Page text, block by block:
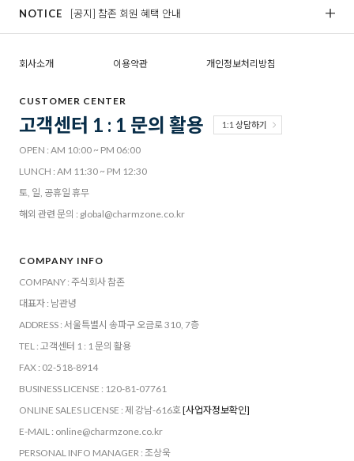
NOTICE [공지] 참존 회원 혜택 안내
회사소개 이용약관 개인정보처리방침
CUSTOMER CENTER
고객센터 1 : 1 문의 활용 1:1 상담하기
OPEN : AM 10:00 ~ PM 06:00
LUNCH : AM 11:30 ~ PM 12:30
토, 일, 공휴일 휴무
해외 관련 문의 : global@charmzone.co.kr
COMPANY INFO
COMPANY : 주식회사 참존
대표자 : 남관녕
ADDRESS : 서울특별시 송파구 오금로 310, 7층
TEL : 고객센터 1 : 1 문의 활용
FAX : 02-518-8914
BUSINESS LICENSE : 120-81-07761
ONLINE SALES LICENSE : 제 강남-616호[사업자정보확인]
E-MAIL : online@charmzone.co.kr
PERSONAL INFO MANAGER : 조상욱